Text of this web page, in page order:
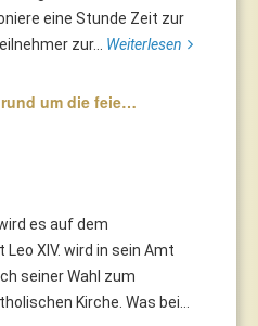
eine Stunde Zeit zur
zur... Weiterlesen
rund um die feie…
es auf dem
XIV. wird in sein Amt
seiner Wahl zum
Kirche. Was bei...